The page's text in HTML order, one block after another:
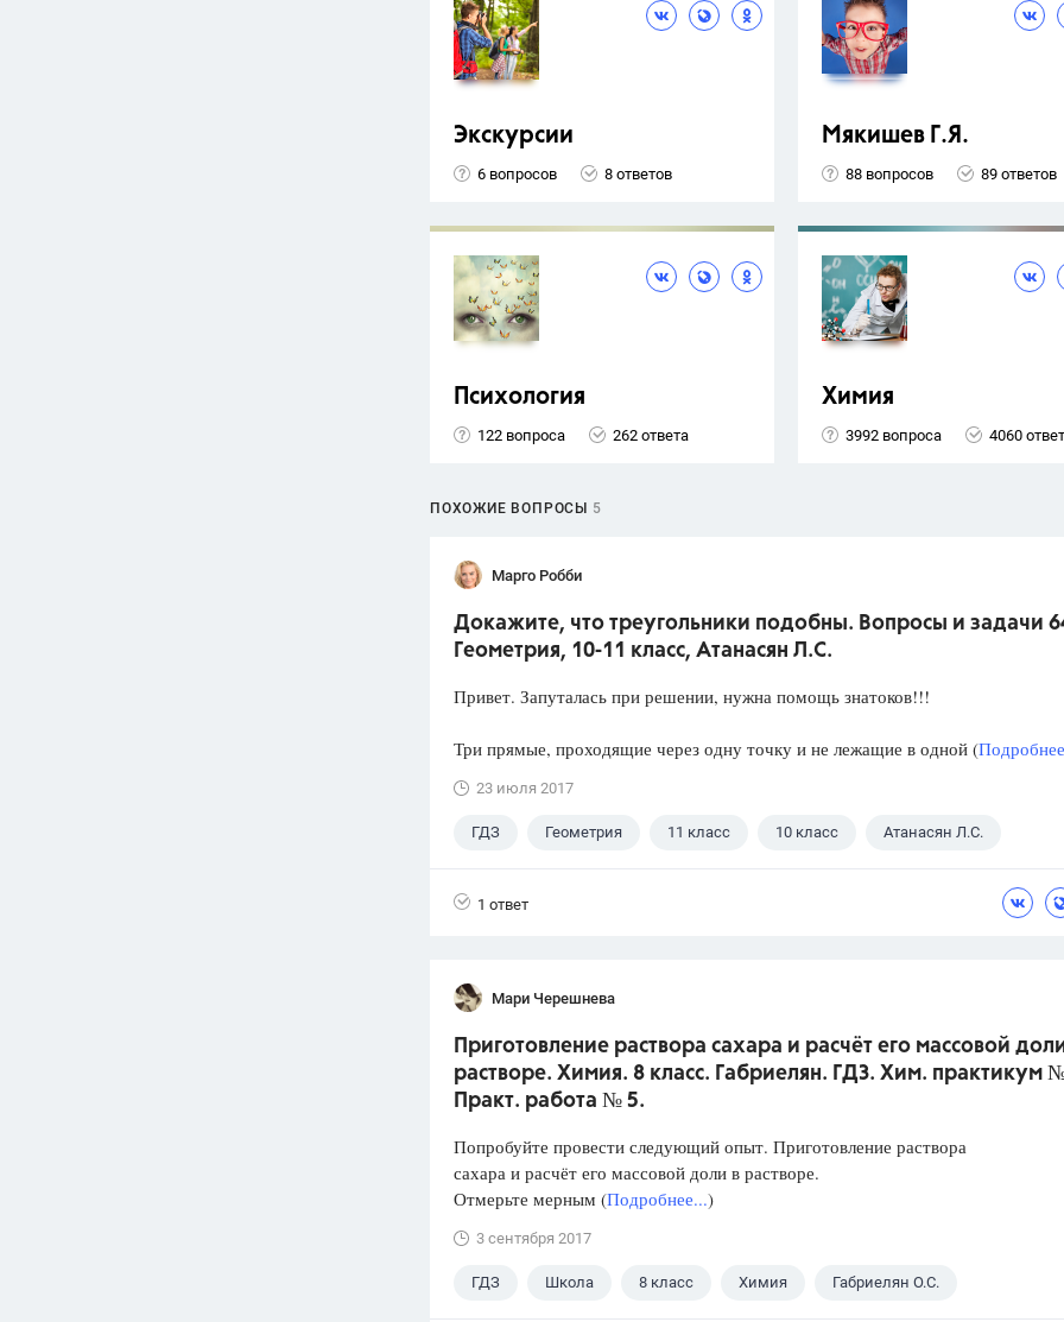
Экскурсии
6 вопросов 8 ответов
Мякишев Г.Я.
88 вопросов 89 ответов
Психология
122 вопроса 262 ответа
Химия
3992 вопроса 4060
ПОХОЖИЕ ВОПРОСЫ 5
Марго Робби
Докажите, что треугольники подобны. Вопросы и задачи
Геометрия, 10-11 класс, Атанасян Л.С.
Привет. Запуталась при решении, нужна помощь знатоков!!!
Три прямые, проходящие через одну точку и не лежащие в одной (
23 июля 2017
ГДЗ Геометрия 11 класс 10 класс Атанасян Л.С.
1 ответ
Мари Черешнева
Приготовление раствора сахара и расчёт его массовой
растворе. Химия. 8 класс. Габриелян. ГДЗ. Хим. практикум
Практ. работа № 5.
Попробуйте провести следующий опыт. Приготовление раствора
сахара и расчёт его массовой доли в растворе.
Отмерьте мерным (Подробнее...)
3 сентября 2017
ГДЗ Школа 8 класс Химия Габриелян О.С.